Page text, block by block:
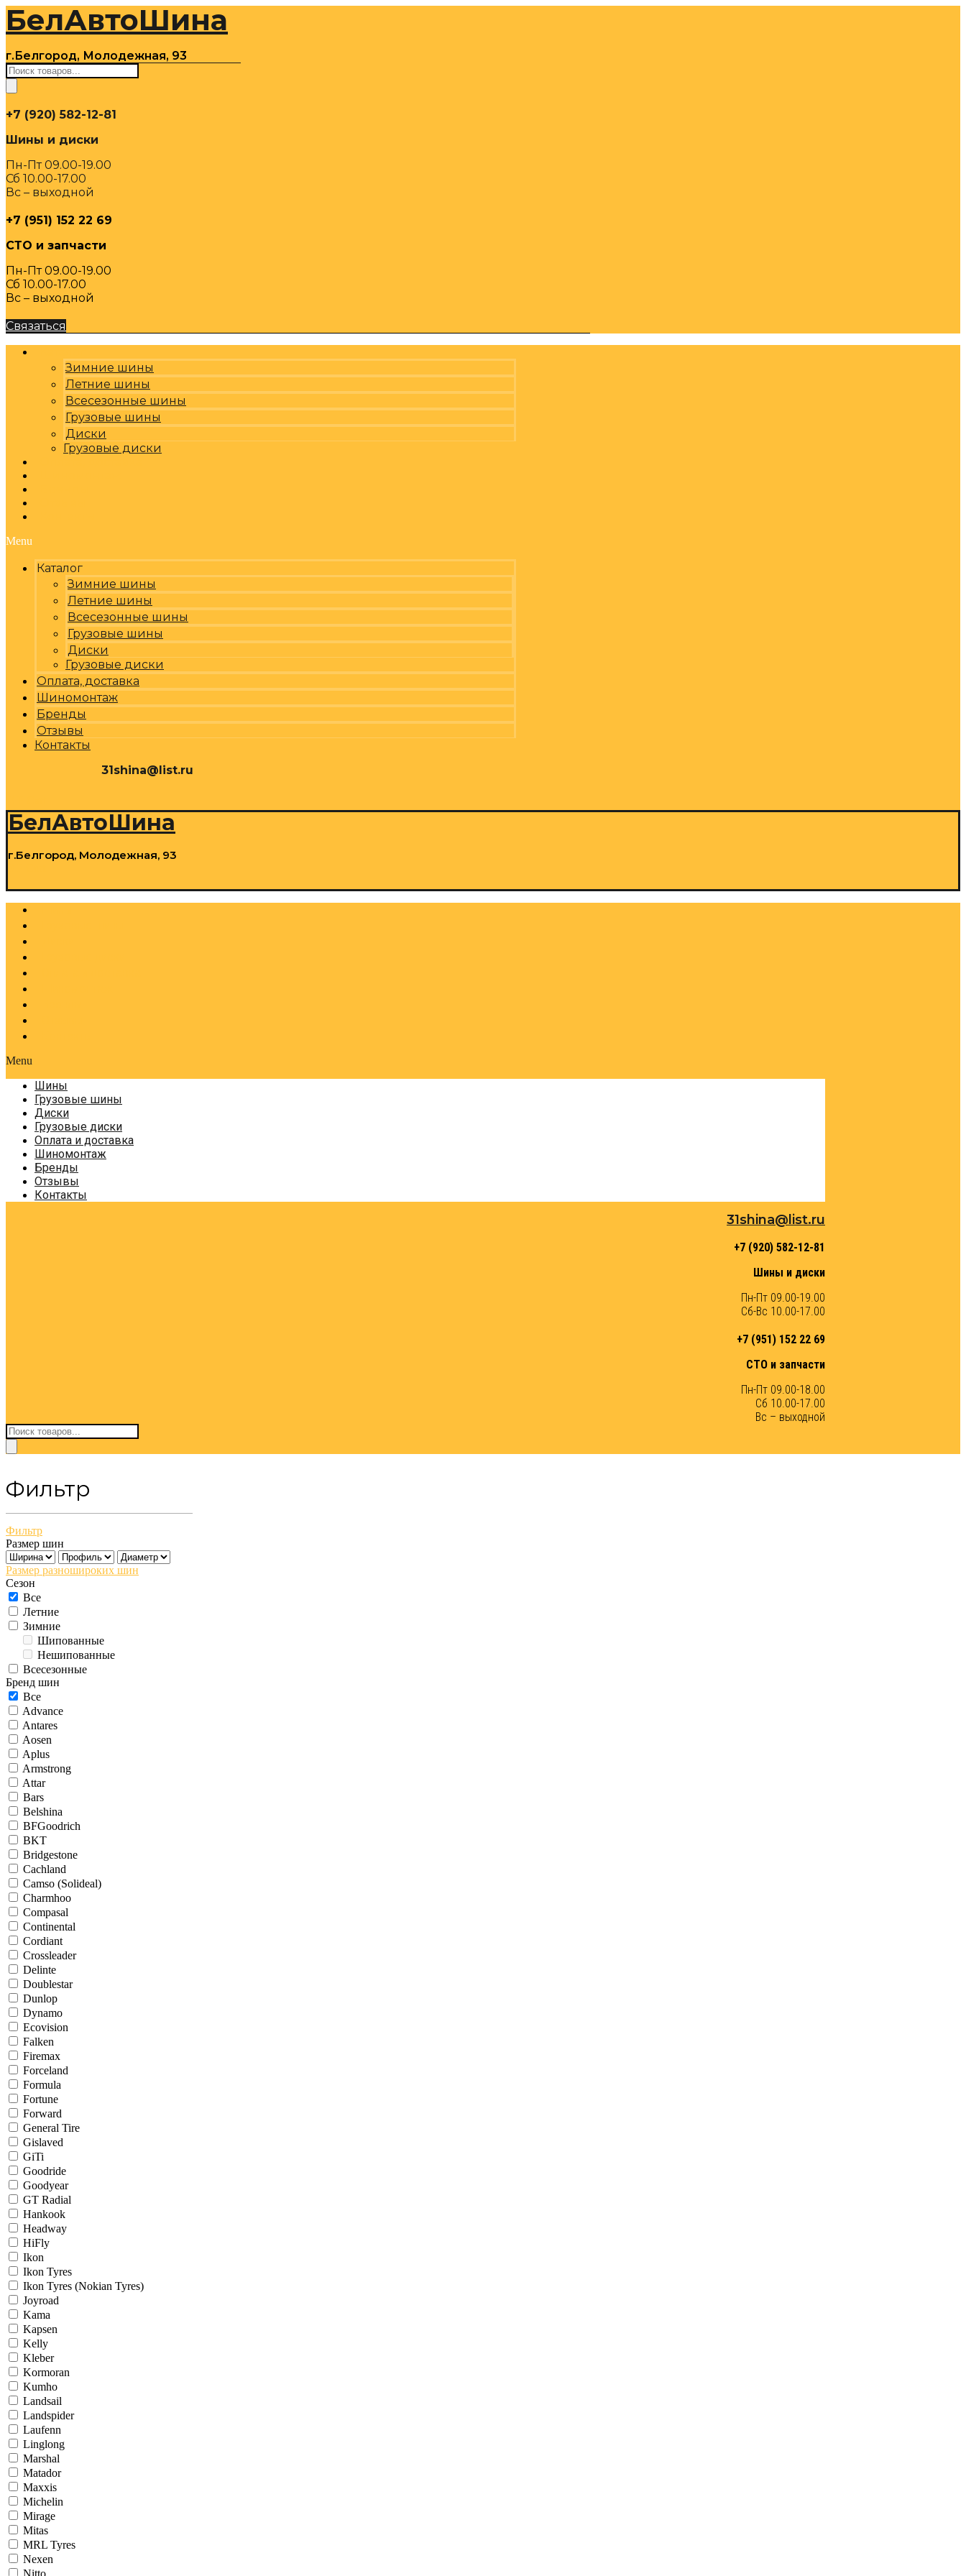
Перейти
содержимому
БелАвтоШина
г.Белгород, Молодежная, 93
Поиск
товаров
+7 (920) 582-12-81
Шины и диски
Пн-Пт 09.00-19.00
Сб 10.00-17.00
Вс – выходной
+7 (951) 152 22 69
СТО и запчасти
Пн-Пт 09.00-19.00
Сб 10.00-17.00
Вс – выходной
Связаться
Зимние шины
Летние шины
Всесезонные шины
Грузовые шины
Диски
Грузовые диски
Menu
Каталог
Зимние шины
Летние шины
Всесезонные шины
Грузовые шины
Диски
Грузовые диски
Оплата, доставка
Шиномонтаж
Бренды
Отзывы
Контакты
31shina@list.ru
БелАвтоШина
г.Белгород, Молодежная, 93
Menu
Шины
Грузовые шины
Диски
Грузовые диски
Оплата и доставка
Шиномонтаж
Бренды
Отзывы
Контакты
31shina@list.ru
+7 (920) 582-12-81
Шины и диски
Пн-Пт 09.00-19.00
Сб-Вс 10.00-17.00
+7 (951) 152 22 69
СТО и запчасти
Пн-Пт 09.00-18.00
Сб 10.00-17.00
Вс – выходной
Поиск
товаров
Фильтр
Фильтр
Размер шин
Размер разношироких шин
Сезон
Все
Летние
Зимние
Шипованные
Нешипованные
Всесезонные
Бренд шин
Все
Advance
Antares
Aosen
Aplus
Armstrong
Attar
Bars
Belshina
BFGoodrich
BKT
Bridgestone
Cachland
Camso (Solideal)
Charmhoo
Compasal
Continental
Cordiant
Crossleader
Delinte
Doublestar
Dunlop
Dynamo
Ecovision
Falken
Firemax
Forceland
Formula
Fortune
Forward
General Tire
Gislaved
GiTi
Goodride
Goodyear
GT Radial
Hankook
Headway
HiFly
Ikon
Ikon Tyres
Ikon Tyres (Nokian Tyres)
Joyroad
Kama
Kapsen
Kelly
Kleber
Kormoran
Kumho
Landsail
Landspider
Laufenn
Linglong
Marshal
Matador
Maxxis
Michelin
Mirage
Mitas
MRL Tyres
Nexen
Nitto